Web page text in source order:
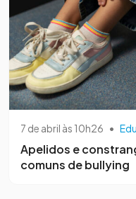
7 de abril às 10h26 •
Apelidos e
comuns de bullying